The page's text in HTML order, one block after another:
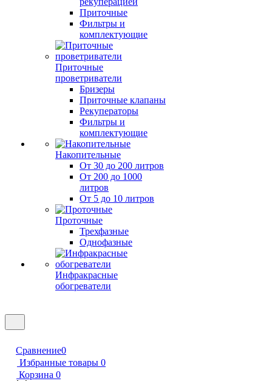
Приточные
Фильтры и
комплектующие
Приточные
проветриватели
Бризеры
Приточные клапаны
Рекуператоры
Фильтры и
комплектующие
Накопительные
От 30 до 200 литров
От 200 до 1000
литров
От 5 до 10 литров
Проточные
Трехфазные
Однофазные
Инфракрасные
обогреватели
Сравнение0
Избранные товары 0
Корзина 0